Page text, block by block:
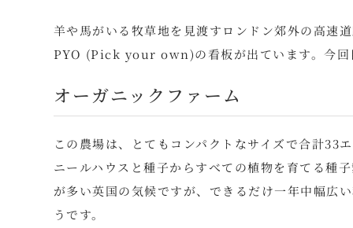
羊や馬がいる牧草地を見渡すロンドン郊外の高速
PYO (Pick your own)の看板が出ています。今回
オーガニックファーム
この農場は、とてもコンパクトなサイズで合計33
ニールハウスと種子からすべての植物を育てる種
が多い英国の気候ですが、できるだけ一年中幅広
うです。